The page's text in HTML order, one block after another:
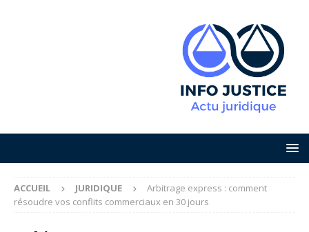
ACCUEIL JURIDIQUE
Arbitrage express : comment
résoudre vos conflits commerciaux en 30 jours